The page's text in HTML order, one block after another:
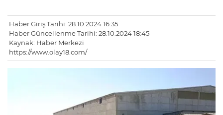
Haber Giriş Tarihi: 28.10.2024 16:35
Haber Güncellenme Tarihi: 28.10.2024 18:45
Kaynak: Haber Merkezi
https://www.olay18.com/